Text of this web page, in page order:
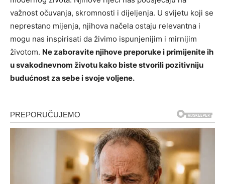
važnost očuvanja, skromnosti i dijeljenja. U svijetu koji se
neprestano mijenja, njihova načela ostaju relevantna i
mogu nas inspirisati da živimo ispunjenijim i mirnijim
životom. Ne zaboravite njihove preporuke i primijenite ih
u svakodnevnom životu kako biste stvorili pozitivniju
budućnost za sebe i svoje voljene.